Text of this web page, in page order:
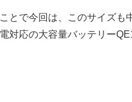
とで今回は、このサイズ
対応の大容量バッテリー